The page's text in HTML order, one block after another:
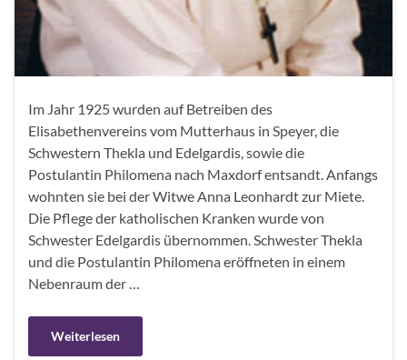
Im Jahr 1925 wurden auf Betreiben des
Elisabethenvereins vom Mutterhaus in Speyer, die
Schwestern Thekla und Edelgardis, sowie die
Postulantin Philomena nach Maxdorf entsandt. Anfangs
wohnten sie bei der Witwe Anna Leonhardt zur Miete.
Die Pflege der katholischen Kranken wurde von
Schwester Edelgardis übernommen. Schwester Thekla
und die Postulantin Philomena eröffneten in einem
Nebenraum der …
Weiterlesen